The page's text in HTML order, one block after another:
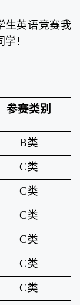
生英语竞赛我
！
参赛类别
B类
C类
C类
C类
C类
C类
C类